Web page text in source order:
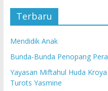
Terbaru
Mendidik Anak
Bunda-Bunda Penopang
Yayasan Miftahul Huda
Turots Yasmine